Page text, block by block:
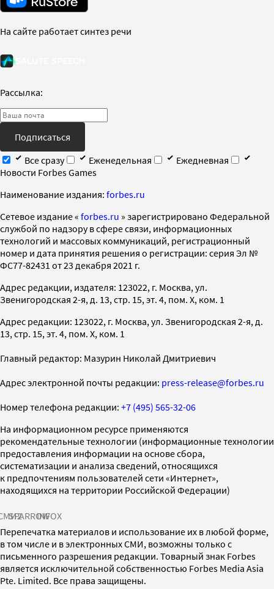
На сайте работает синтез речи
Рассылка:
Подписаться
Все сразу
Еженедельная
Ежедневная
Новости Forbes Games
Наименование издания: forbes.ru
Cетевое издание « forbes.ru » зарегистрировано Федеральной
службой по надзору в сфере связи, информационных
технологий и массовых коммуникаций, регистрационный
номер и дата принятия решения о регистрации: серия Эл №
ФС77-82431 от 23 декабря 2021 г.
Адрес редакции, издателя: 123022, г. Москва, ул.
Звенигородская 2-я, д. 13, стр. 15, эт. 4, пом. X, ком. 1
Адрес редакции: 123022, г. Москва, ул. Звенигородская 2-я, д.
13, стр. 15, эт. 4, пом. X, ком. 1
Главный редактор: Мазурин Николай Дмитриевич
Адрес электронной почты редакции: press-release@forbes.ru
Номер телефона редакции: +7 (495) 565-32-06
На информационном ресурсе применяются
рекомендательные технологии (информационные технологии
предоставления информации на основе сбора,
систематизации и анализа сведений, относящихся
к предпочтениям пользователей сети «Интернет»,
находящихся на территории Российской Федерации)
SPARROWINFOX
Перепечатка материалов и использование их в любой форме,
в том числе и в электронных СМИ, возможны только с
письменного разрешения редакции. Товарный знак Forbes
является исключительной собственностью Forbes Media Asia
Pte. Limited. Все права защищены.